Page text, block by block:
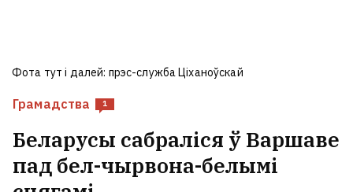
Грамадства 1
Беларусы сабраліся ў Варшаве
пад бел-чырвона-белымі
Фота тут і далей: прэс-служба Ціханоўскай